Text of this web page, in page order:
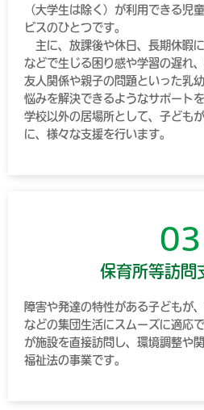
（大学生は除く）が利用できる児
ビスのひとつです。
主に、放課後や休日、長期休暇
などで生じる困り感や学習の遅れ
友人関係や親子の問題といった乳
悩みを解決できるようなサポート
学校以外の居場所として、子ども
に、様々な支援を行います。
03
保育所等訪問
障害や発達の特性がある子どもが
などの集団生活にスムーズに適応
が施設を直接訪問し、環境調整や
福祉法の事業です。